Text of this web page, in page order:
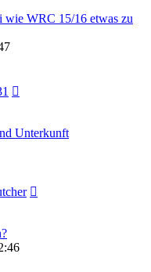
wie WRC 15/16 etwas zu
Unterkunft